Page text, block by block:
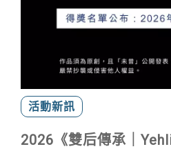
活動新訊
2026《雙后傳承｜